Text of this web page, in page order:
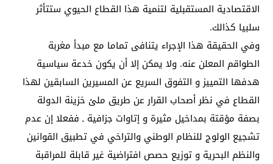
الاقتصادية المستقبلية لتنمية هذا القطاع الحيوي ستتأثر
سلبيا كذالك.
وفي الحقيقة هذا الإجراء يتنافى تماما مع مبدأ مغربة
الطواقم المعلن عنه. ولا يمكن إلا أن يكون خدعة سياسية
هدفها التمييز و التفوق السريع عن المسيرين السابقين لهذا
القطاع في نظر أصحاب القرار عن طريق ملئ خزينة الدولة
بصفة مؤقتة بمداخيل مثيرة و إتاوات جزافية ـ ففعلا إن عدم
تشجيع الولوج للنظام الوطني والتراخي في تطبيق القوانين
والنظم البحرية و توزيع حصص افتراضية غير قابلة للمراقبة